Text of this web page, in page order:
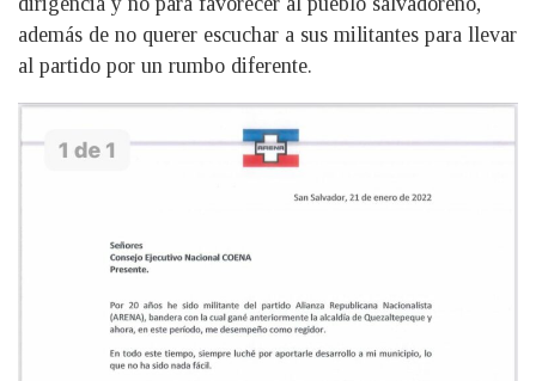
además de no querer escuchar a sus militantes para llevar
al partido por un rumbo diferente.